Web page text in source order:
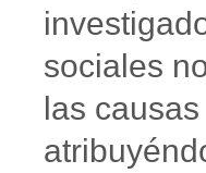
sociales
las